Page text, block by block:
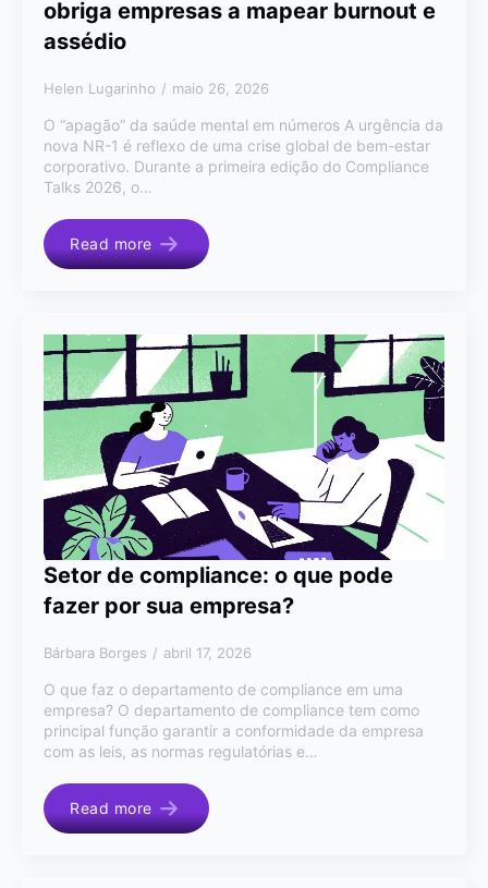
obriga empresas a mapear burnout e
assédio
Helen Lugarinho maio 26, 2026
O “apagão” da saúde mental em números A urgência da
nova NR-1 é reflexo de uma crise global de bem-estar
corporativo. Durante a primeira edição do Compliance
Talks 2026, o…
Read more
Setor de compliance: o que pode
fazer por sua empresa?
Bárbara Borges abril 17, 2026
O que faz o departamento de compliance em uma
empresa? O departamento de compliance tem como
principal função garantir a conformidade da empresa
com as leis, as normas regulatórias e…
Read more